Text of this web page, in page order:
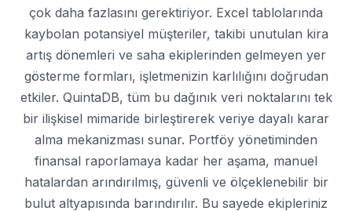
çok daha fazlasını gerektiriyor. Excel tablolarında
kaybolan potansiyel müşteriler, takibi unutulan kira
artış dönemleri ve saha ekiplerinden gelmeyen yer
gösterme formları, işletmenizin karlılığını doğrudan
etkiler. QuintaDB, tüm bu dağınık veri noktalarını tek
bir ilişkisel mimaride birleştirerek veriye dayalı karar
alma mekanizması sunar. Portföy yönetiminden
finansal raporlamaya kadar her aşama, manuel
hatalardan arındırılmış, güvenli ve ölçeklenebilir bir
bulut altyapısında barındırılır. Bu sayede ekipleriniz